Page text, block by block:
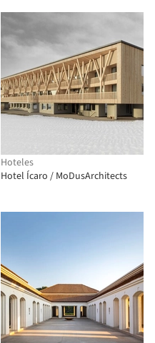
Hoteles
Hotel Ícaro / MoDusArchitects